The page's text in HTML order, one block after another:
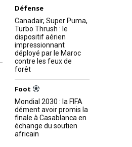
Défense
Canadair, Super Puma,
Turbo Thrush : le
dispositif aérien
impressionnant
déployé par le Maroc
contre les feux de
forêt
Foot
Mondial 2030 : la FIFA
dément avoir promis la
finale à Casablanca en
échange du soutien
africain